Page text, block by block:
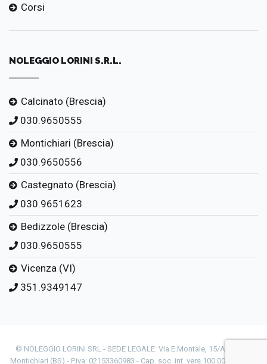
Corsi
NOLEGGIO LORINI S.R.L.
Calcinato (Brescia)
030.9650555
Montichiari (Brescia)
030.9650556
Castegnato (Brescia)
030.9651623
Bedizzole (Brescia)
030.9650555
Vicenza (VI)
351.9349147
© NOLEGGIO LORINI SRL - SEDE LEGALE: Via E.Montale, 15/A - 25018
Montichiari (BS) - P.iva: 02153360983 - Cap. soc. int. vers.100.000 € - Reg.